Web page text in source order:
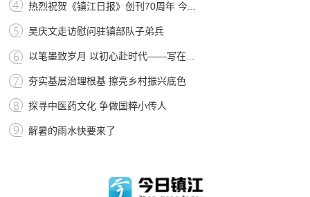
热烈祝贺《镇江日报》创刊70周年 今...
吴庆文走访慰问驻镇部队子弟兵
以笔墨致岁月 以初心赴时代——写在...
夯实基层治理根基 擦亮乡村振兴底色
探寻中医药文化 争做国粹小传人
解暑的雨水快要来了